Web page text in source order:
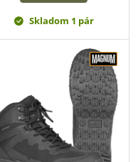
Skladom 1 pár